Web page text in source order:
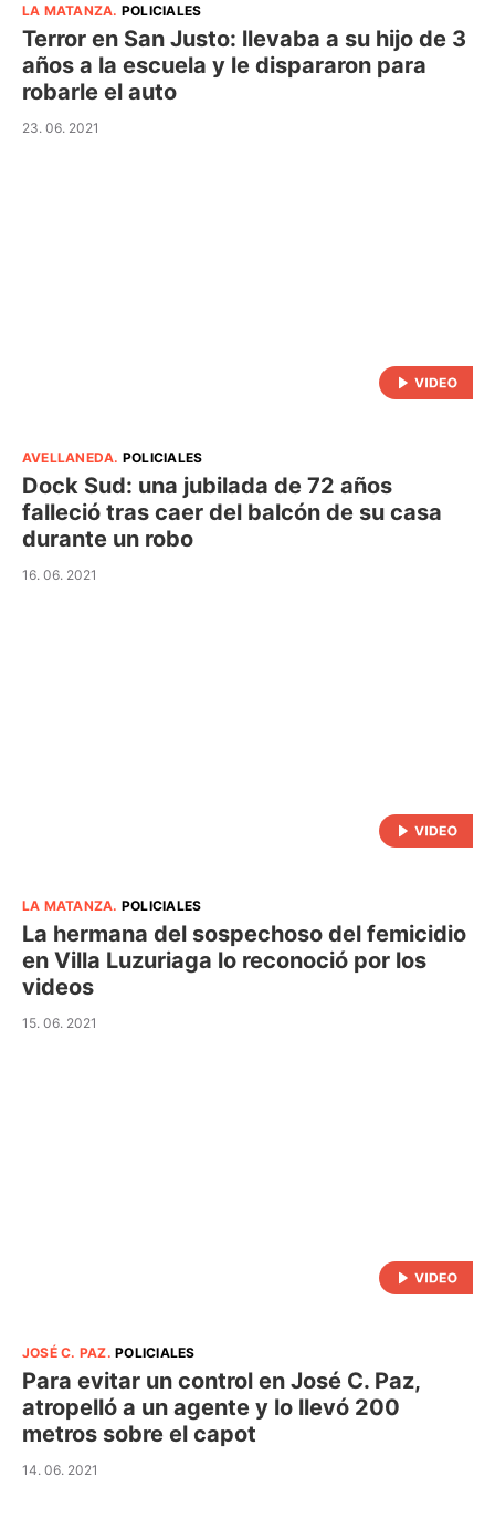
LA MATANZA. POLICIALES
Terror en San Justo: llevaba a su hijo de 3
años a la escuela y le dispararon para
robarle el auto
23. 06. 2021
AVELLANEDA. POLICIALES
Dock Sud: una jubilada de 72 años
falleció tras caer del balcón de su casa
durante un robo
16. 06. 2021
LA MATANZA. POLICIALES
La hermana del sospechoso del femicidio
en Villa Luzuriaga lo reconoció por los
videos
15. 06. 2021
JOSÉ C. PAZ.POLICIALES
Para evitar un control en José C. Paz,
atropelló a un agente y lo llevó 200
metros sobre el capot
14. 06. 2021